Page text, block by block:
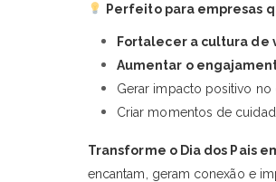
Perfeito para empresas
Fortalecer a cultura de
Aumentar o
Gerar impacto positivo no
Criar momentos de
Transforme o Dia dos Pais
encantam, geram conexão e